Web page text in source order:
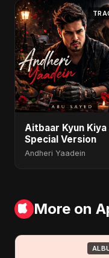
Aitbaar Kyun Kiya
Special Version
Andheri Yaadein
More on